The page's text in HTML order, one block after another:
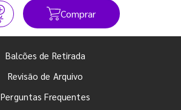
Comprar
Balcões de Retirada
Revisão de Arquivo
Perguntas Frequentes